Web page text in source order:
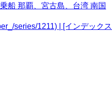
船 那覇、宮古島、台湾 南国
series/1211) | [インデックス